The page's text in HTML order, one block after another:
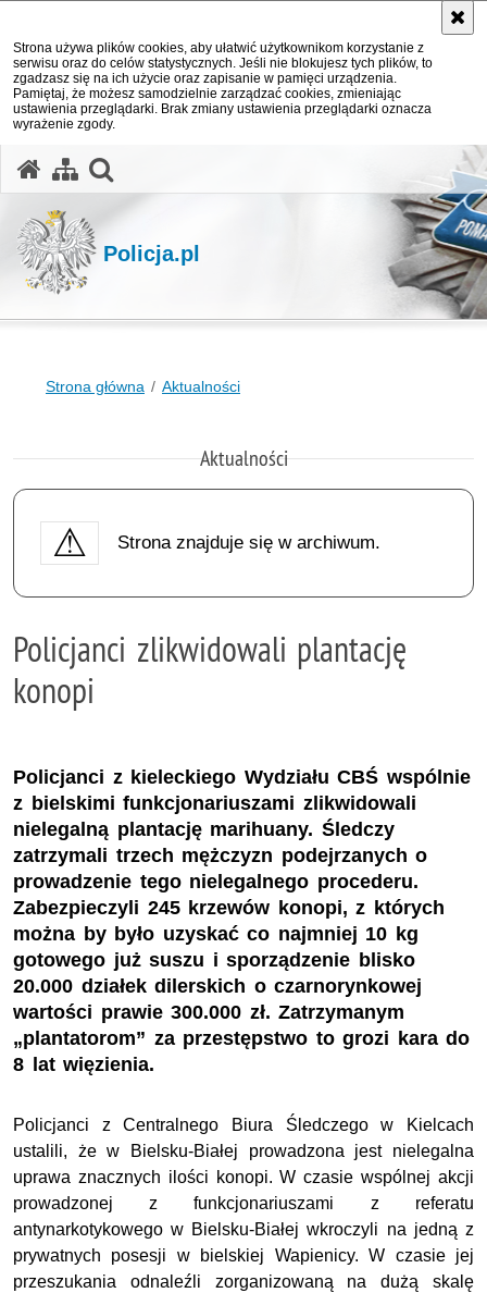
Strona używa plików cookies, aby ułatwić użytkownikom korzystanie z
serwisu oraz do celów statystycznych. Jeśli nie blokujesz tych plików, to
zgadzasz się na ich użycie oraz zapisanie w pamięci urządzenia.
Pamiętaj, że możesz samodzielnie zarządzać cookies, zmieniając
ustawienia przeglądarki. Brak zmiany ustawienia przeglądarki oznacza
wyrażenie zgody.
Policja.pl
Strona główna Aktualności
Aktualności
Strona znajduje się w archiwum.
Policjanci zlikwidowali plantację
konopi
Policjanci z kieleckiego Wydziału CBŚ wspólnie
z bielskimi funkcjonariuszami zlikwidowali
nielegalną plantację marihuany. Śledczy
zatrzymali trzech mężczyzn podejrzanych o
prowadzenie tego nielegalnego procederu.
Zabezpieczyli 245 krzewów konopi, z których
można by było uzyskać co najmniej 10 kg
gotowego już suszu i sporządzenie blisko
20.000 działek dilerskich o czarnorynkowej
wartości prawie 300.000 zł. Zatrzymanym
„plantatorom” za przestępstwo to grozi kara do
8 lat więzienia.
Policjanci z Centralnego Biura Śledczego w Kielcach
ustalili, że w Bielsku-Białej prowadzona jest nielegalna
uprawa znacznych ilości konopi. W czasie wspólnej akcji
prowadzonej z funkcjonariuszami z referatu
antynarkotykowego w Bielsku-Białej wkroczyli na jedną z
prywatnych posesji w bielskiej Wapienicy. W czasie jej
przeszukania odnaleźli zorganizowaną na dużą skalę